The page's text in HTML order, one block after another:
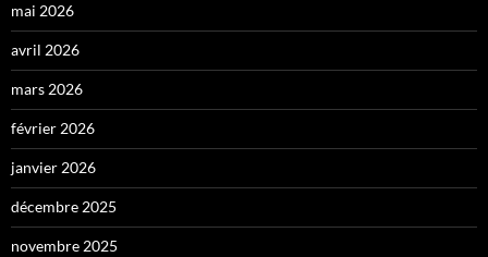
mai 2026
avril 2026
mars 2026
février 2026
janvier 2026
décembre 2025
novembre 2025